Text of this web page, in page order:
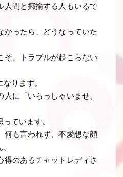
人間と揶揄する人もいるで
かったら、どうなっていた
そ、トラブルが起こらない
ります。
に「いらっしゃいませ、
ています。
何も言われず、不愛想な顔
得のあるチャットレディさ